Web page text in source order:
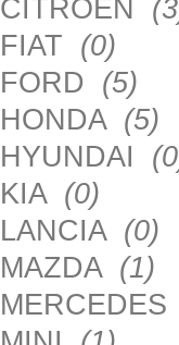
CITROEN
FIAT (0)
FORD (5)
HONDA (5)
HYUNDAI
KIA (0)
LANCIA (0)
MAZDA (1)
MERCEDES